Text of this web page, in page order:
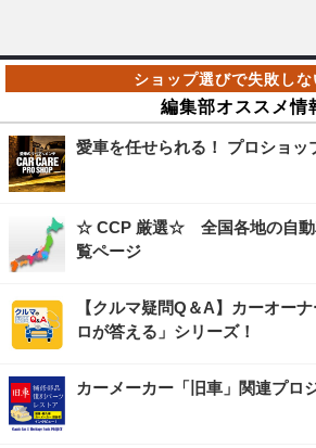
編集部オススメ情
愛車を任せられる！ プロショッ
☆ CCP 厳選☆ 全国各地の自動
覧ページ
【クルマ疑問Q＆A】カーオー
ロが答える」シリーズ！
カーメーカー「旧車」関連プロ